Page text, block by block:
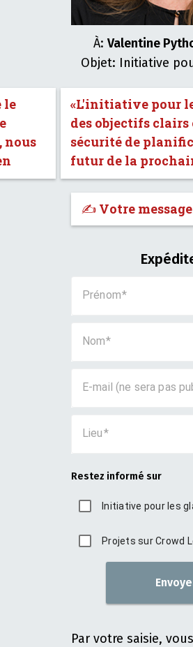
À: Valentine
Objet: Initiative
le
nous
«L'initiative pour
des objectifs
sécurité de
futur de la
✍️ Votre
Prénom
Nom
E-mail (ne sera pas
Lieu
Restez informé sur
Initiative pour les
Projets sur Crowd
Par votre saisie,